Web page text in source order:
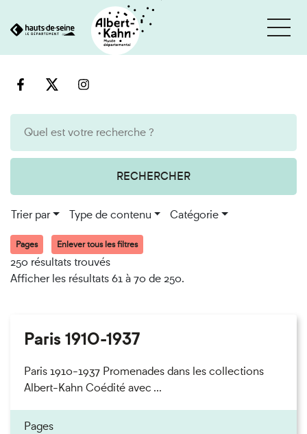
au
RECHERCHER
Trier par Type de contenu Catégorie
Pages Enlever tous les filtres
250 résultats trouvés
Afficher les résultats 61 à 70 de 250.
Paris 1910-1937
Paris 1910-1937 Promenades dans les collections
Albert-Kahn Coédité avec ...
Pages
Cookies et traceurs utilisés sur ce site